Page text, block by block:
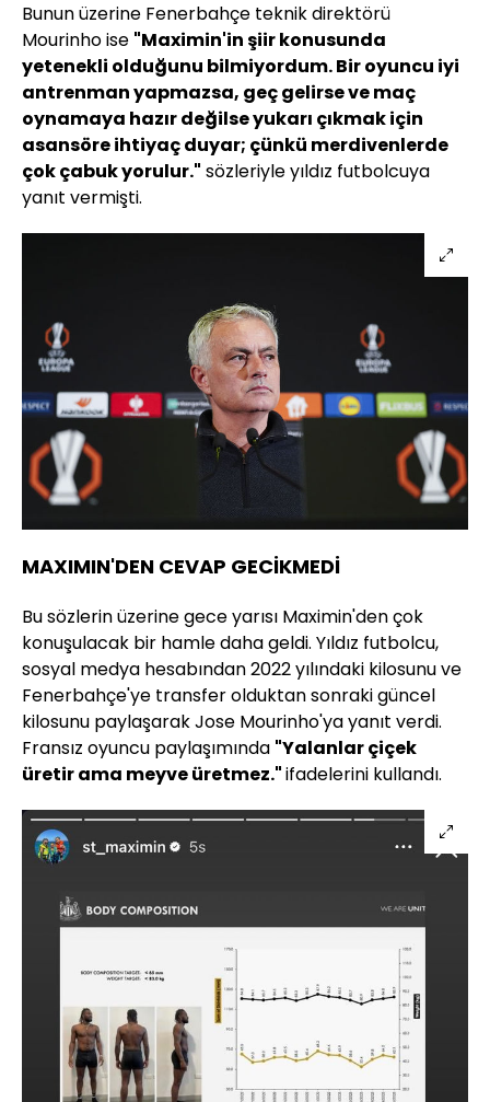
Bunun üzerine Fenerbahçe teknik direktörü
Mourinho ise "Maximin'in şiir konusunda
yetenekli olduğunu bilmiyordum. Bir oyuncu iyi
antrenman yapmazsa, geç gelirse ve maç
oynamaya hazır değilse yukarı çıkmak için
asansöre ihtiyaç duyar; çünkü merdivenlerde
çok çabuk yorulur." sözleriyle yıldız futbolcuya
yanıt vermişti.
MAXIMIN'DEN CEVAP GECİKMEDİ
Bu sözlerin üzerine gece yarısı Maximin'den çok
konuşulacak bir hamle daha geldi. Yıldız futbolcu,
sosyal medya hesabından 2022 yılındaki kilosunu ve
Fenerbahçe'ye transfer olduktan sonraki güncel
kilosunu paylaşarak Jose Mourinho'ya yanıt verdi.
Fransız oyuncu paylaşımında "Yalanlar çiçek
üretir ama meyve üretmez."ifadelerini kullandı.